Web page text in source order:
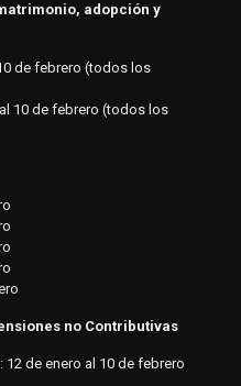
adopción y
de febrero (todos los
10 de febrero (todos los
no Contributivas
de enero al 10 de febrero